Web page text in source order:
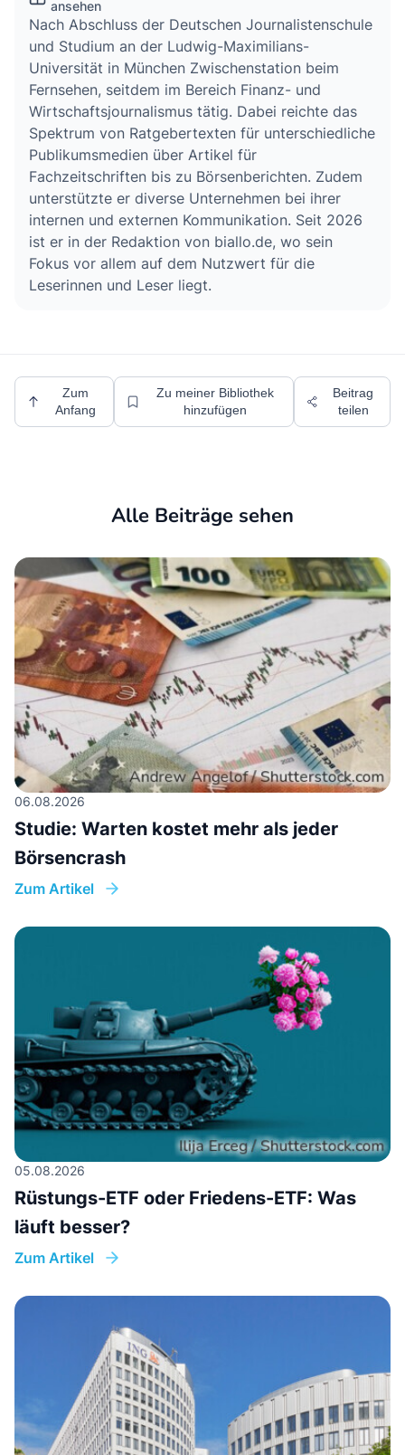
ansehen
Nach Abschluss der Deutschen Journalistenschule
und Studium an der Ludwig-Maximilians-
Universität in München Zwischenstation beim
Fernsehen, seitdem im Bereich Finanz- und
Wirtschaftsjournalismus tätig. Dabei reichte das
Spektrum von Ratgebertexten für unterschiedliche
Publikumsmedien über Artikel für
Fachzeitschriften bis zu Börsenberichten. Zudem
unterstützte er diverse Unternehmen bei ihrer
internen und externen Kommunikation. Seit 2026
ist er in der Redaktion von biallo.de, wo sein
Fokus vor allem auf dem Nutzwert für die
Leserinnen und Leser liegt.
Zum
Anfang
Zu meiner Bibliothek
hinzufügen
Beitrag
teilen
Alle Beiträge sehen
06.08.2026
Studie: Warten kostet mehr als jeder
Börsencrash
Zum Artikel
05.08.2026
Rüstungs-ETF oder Friedens-ETF: Was
läuft besser?
Zum Artikel